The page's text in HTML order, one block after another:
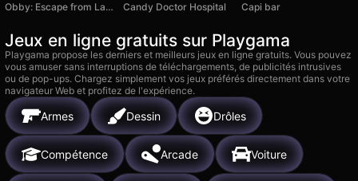
Obby: Escape from Lava with Brainrot
Candy Doctor Hospital Capi bar
Jeux en ligne gratuits sur Playgama
Playgama propose les derniers et meilleurs jeux en ligne gratuits. Vous pouvez
vous amuser sans interruptions de téléchargements, de publicités intrusives
ou de pop-ups. Chargez simplement vos jeux préférés directement dans votre
navigateur Web et profitez de l'expérience.
Armes Dessin Drôles
Compétence Arcade Voiture